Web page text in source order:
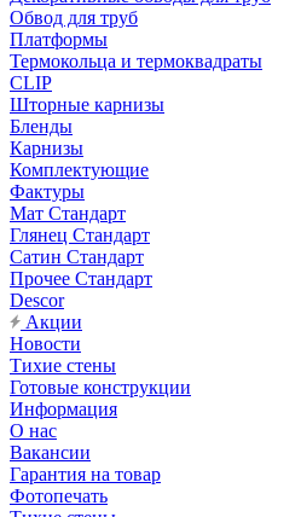
Обвод для труб
Платформы
Термокольца и термоквадраты
CLIP
Шторные карнизы
Бленды
Карнизы
Комплектующие
Фактуры
Мат Стандарт
Глянец Стандарт
Сатин Стандарт
Прочее Стандарт
Descor
Акции
Новости
Тихие стены
Готовые конструкции
Информация
О нас
Вакансии
Гарантия на товар
Фотопечать